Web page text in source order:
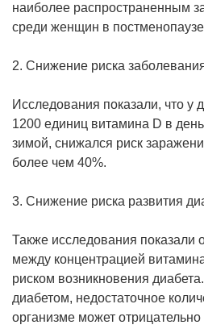
наиболее распространенным
среди женщин в
2. Снижение риска
Исследования показали, что у
1200 единиц витамина D в
зимой, снижался риск
более чем 40%.
3. Снижение риска развития
Также исследования показали
между концентрацией
риском возникновения
диабетом, недостаточное
организме может